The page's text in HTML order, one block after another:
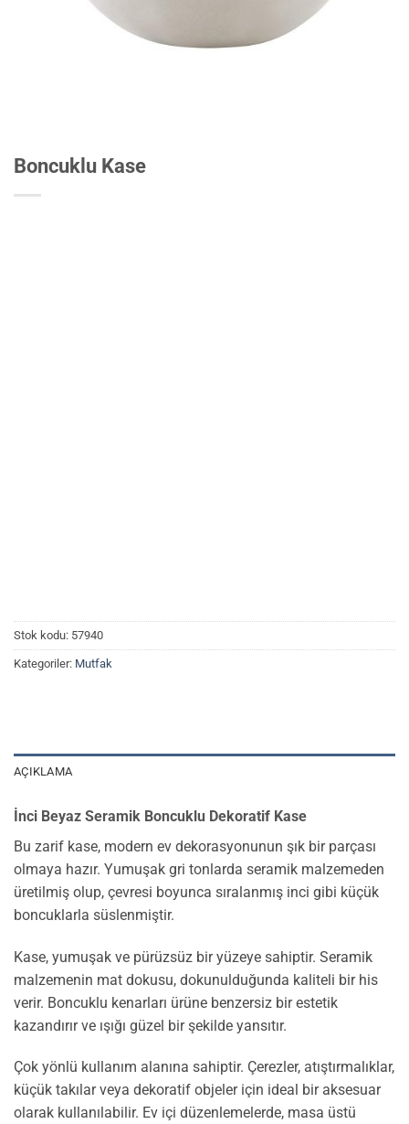
Boncuklu Kase
Stok kodu: 57940
Kategoriler: Mutfak
AÇIKLAMA
İnci Beyaz Seramik Boncuklu Dekoratif Kase
Bu zarif kase, modern ev dekorasyonunun şık bir parçası
olmaya hazır. Yumuşak gri tonlarda seramik malzemeden
üretilmiş olup, çevresi boyunca sıralanmış inci gibi küçük
boncuklarla süslenmiştir.
Kase, yumuşak ve pürüzsüz bir yüzeye sahiptir. Seramik
malzemenin mat dokusu, dokunulduğunda kaliteli bir his
verir. Boncuklu kenarları ürüne benzersiz bir estetik
kazandırır ve ışığı güzel bir şekilde yansıtır.
Çok yönlü kullanım alanına sahiptir. Çerezler, atıştırmalıklar,
küçük takılar veya dekoratif objeler için ideal bir aksesuar
olarak kullanılabilir. Ev içi düzenlemelerde, masa üstü